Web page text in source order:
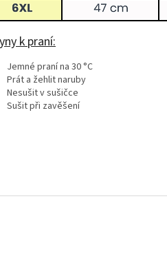
k praní:
Jemné praní na 30 °C
Prát a žehlit naruby
Nesušit v sušičce
Sušit při zavěšení